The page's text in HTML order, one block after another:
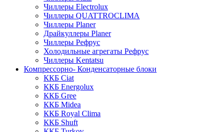
Чиллеры Electrolux
Чиллеры QUATTROCLIMA
Чиллеры Planer
Драйкуллеры Planer
Чиллеры Рефрус
Холодильные агрегаты Рефрус
Чиллеры Kentatsu
Компрессорно- Конденсаторные блоки
ККБ Ciat
ККБ Energolux
ККБ Gree
ККБ Midea
ККБ Royal Clima
ККБ Shuft